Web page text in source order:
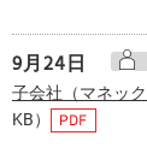
9月24日
子会社（マネッ
KB）